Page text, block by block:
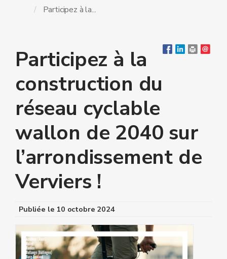
Participez à la...
Participez à la
construction du
réseau cyclable
wallon de 2040 sur
l’arrondissement de
Verviers !
Publiée le 10 octobre 2024